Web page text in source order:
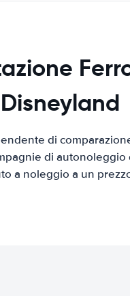
Disneyland
di
di
a noleggio a un